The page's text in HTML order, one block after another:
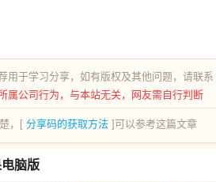
用于学习分享，如有版权及其他问题，请联系
属公司行为，与本站无关，网友需自行判断
，[ 分享码的获取方法 ]可以参考这篇文章
脑版